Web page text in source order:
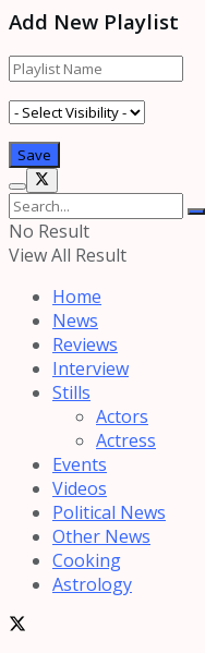
Add New Playlist
No Result
View All Result
Home
News
Reviews
Interview
Stills
Actors
Actress
Events
Videos
Political News
Other News
Cooking
Astrology